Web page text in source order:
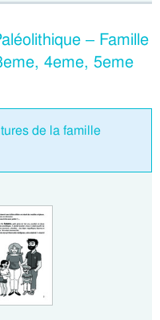
– Famille
4eme, 5eme
de la famille